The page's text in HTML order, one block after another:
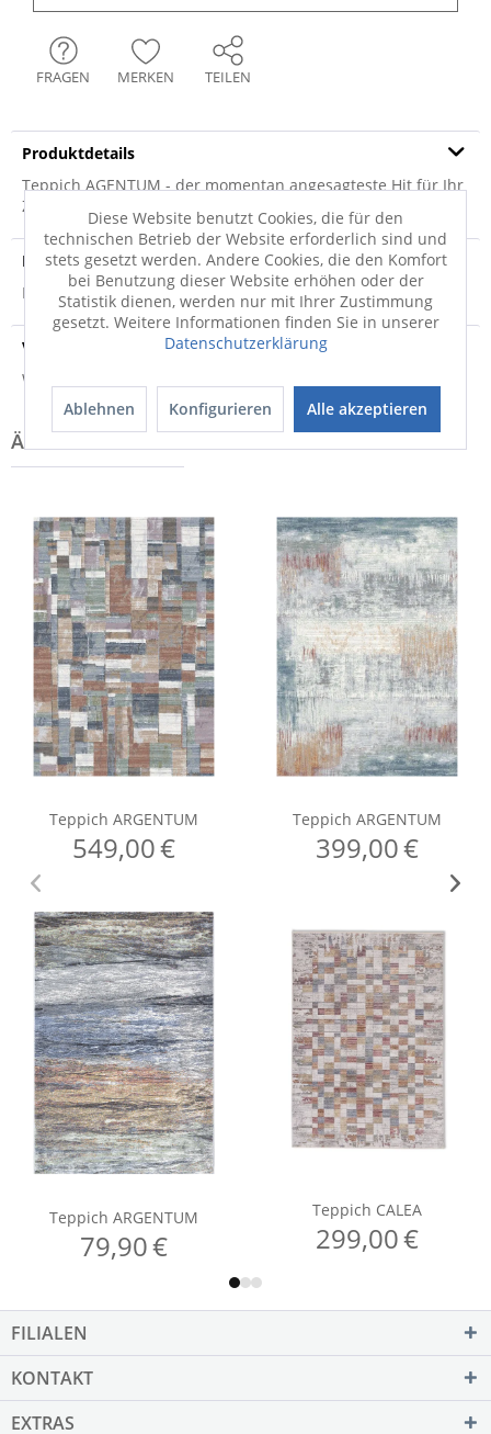
FRAGEN MERKEN TEILEN
Produktdetails
Teppich AGENTUM - der momentan angesagteste Hit für Ihr
Zuhause. Der hochwertige Teppich in...
Produktsicherheit
Produktsicherheit
Versandinfo
Weitere Informationen zum Versand...
FILIALEN
KONTAKT
EXTRAS
Diese Website benutzt Cookies, die für den
technischen Betrieb der Website erforderlich sind und
stets gesetzt werden. Andere Cookies, die den Komfort
bei Benutzung dieser Website erhöhen oder der
Statistik dienen, werden nur mit Ihrer Zustimmung
gesetzt. Weitere Informationen finden Sie in unserer
Datenschutzerklärung
Ablehnen Konfigurieren Alle akzeptieren